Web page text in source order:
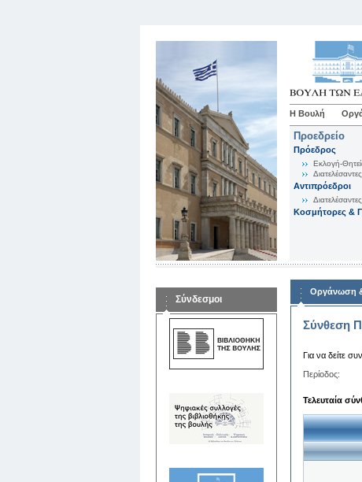
Η Βουλή
Προεδρείο
Πρόεδρος
Εκλογή-
Αντιπρόεδροι
Κοσμήτορες &
Σύνδεσμοι
Οργάνωση &
Σύνθεση
Για να δείτε
Περίοδος:
Τελευταία